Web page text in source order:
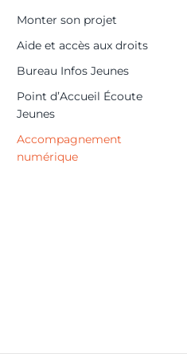
Monter son projet
Aide et accès aux droits
Bureau Infos Jeunes
Point d’Accueil Écoute
Jeunes
Accompagnement
numérique